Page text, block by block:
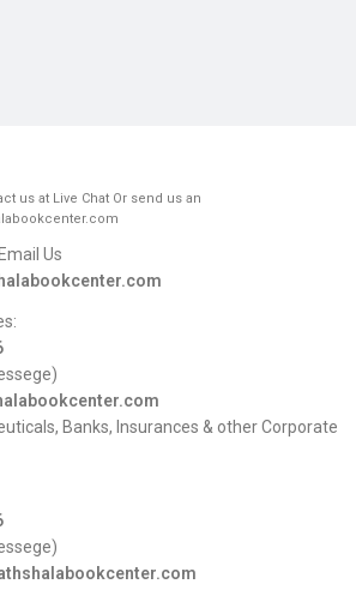
us at Live Chat Or send us an
Us
Banks, Insurances & other Corporate